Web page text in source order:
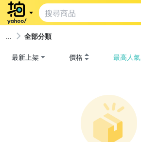
全部分類
最新上架 價格 最高人氣